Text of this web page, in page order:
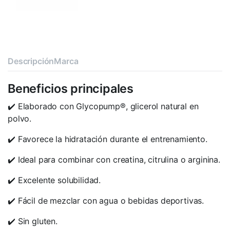
DescripciónMarca
Beneficios principales
✔️ Elaborado con Glycopump®, glicerol natural en
polvo.
✔️ Favorece la hidratación durante el entrenamiento.
✔️ Ideal para combinar con creatina, citrulina o arginina.
✔️ Excelente solubilidad.
✔️ Fácil de mezclar con agua o bebidas deportivas.
✔️ Sin gluten.